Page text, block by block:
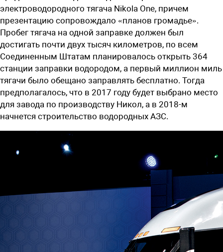
электроводородного тягача Nikola One, причем
презентацию сопровождало «планов громадье».
Пробег тягача на одной заправке должен был
достигать почти двух тысяч километров, по всем
Соединенным Штатам планировалось открыть 364
станции заправки водородом, а первый миллион миль
тягачи было обещано заправлять бесплатно. Тогда
предполагалось, что в 2017 году будет выбрано место
для завода по производству Никол, а в ­2018-м
начнется строительство водородных АЗС.